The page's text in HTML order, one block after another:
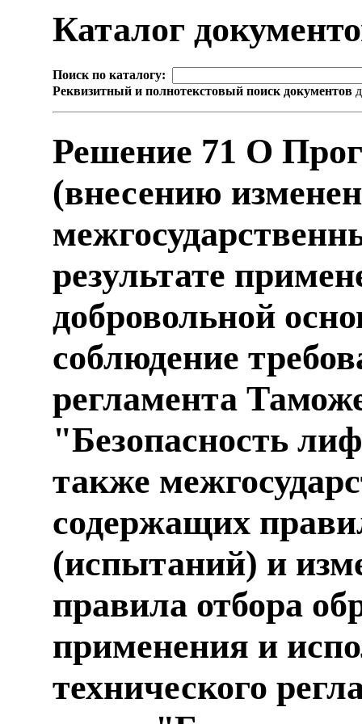
Каталог
Поиск по каталогу:
Реквизитный и полнотекстовый поиск документов
Решение 71 О
(внесению
результате
добровольной
соблюдение
регламента
"Безопасность
также
содержащих
(испытаний) и
правила отбора
применения и
технического